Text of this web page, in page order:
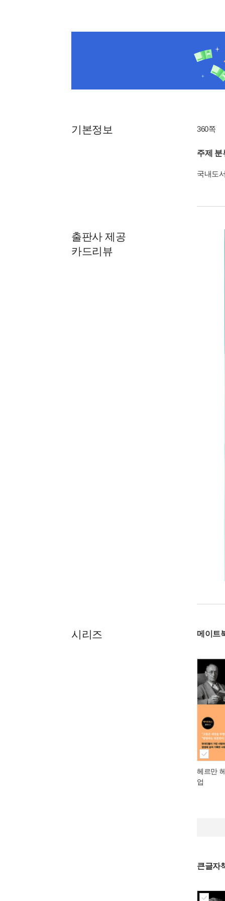
기본정보 360쪽
주제 분
국내도
출판사 제공
카드리뷰
시리즈 메이트
헤르만
업
큰글자